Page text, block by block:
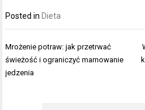
Posted in Dieta
Nawigacja
wpisu
Mrożenie potraw: jak przetrwać
świeżość i ograniczyć marnowanie
jedzenia